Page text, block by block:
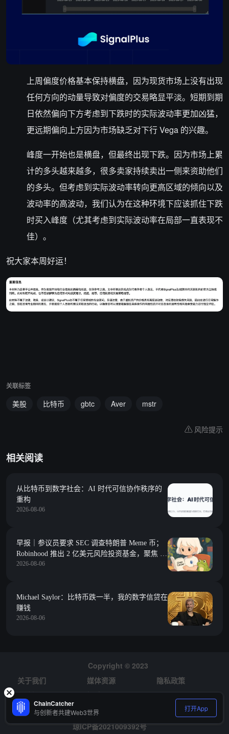
上周偏度价格基本保持横盘，因为现货市场上没有出现
任何方向的动量导致对偏度的交易略显平淡。短期到期
日依然偏向下方考虑到下跌时的实际波动率更加凶猛，
更远期偏向上方因为市场缺乏对下行 Vega 的兴趣。
峰度一开始也是横盘，但最终出现下跌。因为市场上累
计的多头越来越多，很多卖家持续卖出一侧来资助他们
的多头。但考虑到实际波动率转向更高区域的倾向以及
波动率的高波动，我们认为在这种环境下应该抓住下跌
时买入峰度（尤其考虑到实际波动率在局部一直表现不
佳）。
祝大家本周好运！
关联标签
美股 比特币 gbtc Aver mstr
风险提示
相关阅读
从比特币到数字社会：AI 时代可信协作秩序的
重构
2026-08-06
早报｜参议员要求 SEC 调查特朗普 Meme 币；
Robinhood 推出 2 亿美元风险投资基金，聚焦 Y
Combinator 种子期项目
2026-08-06
Michael Saylor：比特币跌一半，我的数字信贷在
赚钱
2026-08-06
Copyright © 2023
关于我们
媒体资源
隐私政策
风险提示
招聘
琼ICP备2021009392号
ChainCatcher
与创新者共建Web3世界 打开App